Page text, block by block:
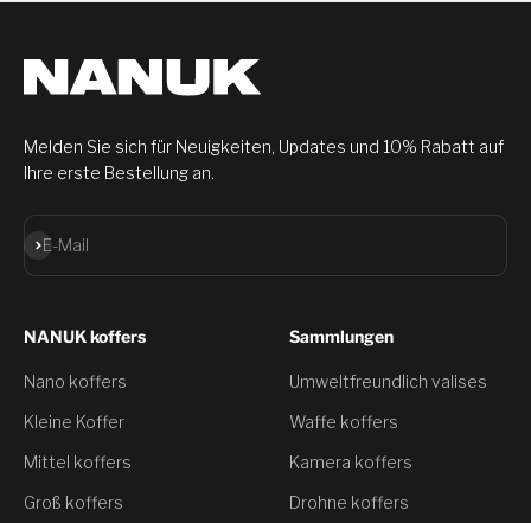
Melden Sie sich für Neuigkeiten, Updates und 10% Rabatt auf
Ihre erste Bestellung an.
E-Mail
Abonnieren
NANUK koffers
Nano koffers
Kleine Koffer
Mittel koffers
Groß koffers
Sammlungen
Umweltfreundlich valises
Waffe koffers
Kamera koffers
Drohne koffers